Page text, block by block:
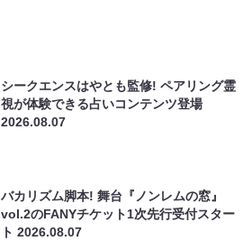
シークエンスはやとも監修! ペアリング霊
視が体験できる占いコンテンツ登場
2026.08.07
バカリズム脚本! 舞台『ノンレムの窓』
vol.2のFANYチケット1次先行受付スター
ト2026.08.07